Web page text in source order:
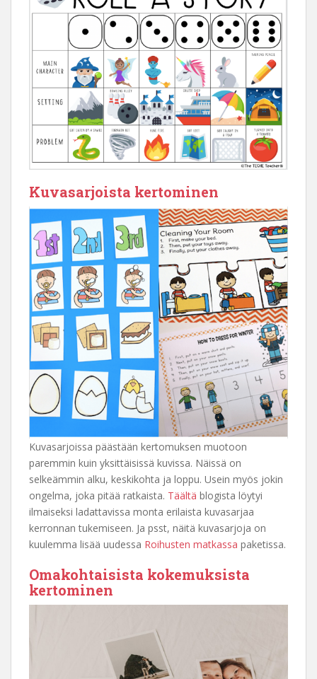
Kuvasarjoista kertominen
Kuvasarjoissa päästään kertomuksen muotoon
paremmin kuin yksittäisissä kuvissa. Näissä on
selkeämmin alku, keskikohta ja loppu. Usein myös jokin
ongelma, joka pitää ratkaista. Täältä blogista löytyi
ilmaiseksi ladattavissa monta erilaista kuvasarjaa
kerronnan tukemiseen. Ja psst, näitä kuvasarjoja on
kuulemma lisää uudessa Roihusten matkassa paketissa.
Omakohtaisista kokemuksista
kertominen